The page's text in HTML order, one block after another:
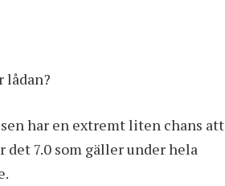
lådan?
har en extremt liten chans att
det 7.0 som gäller under hela